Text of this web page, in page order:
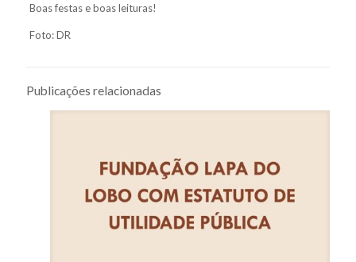
Boas festas e boas leituras!
Foto: DR
Publicações relacionadas